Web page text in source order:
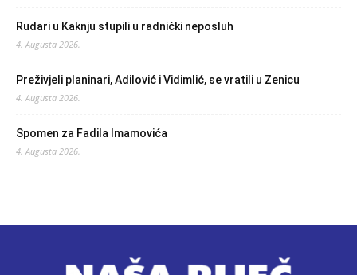
Rudari u Kaknju stupili u radnički neposluh
4. Augusta 2026.
Preživjeli planinari, Adilović i Vidimlić, se vratili u Zenicu
4. Augusta 2026.
Spomen za Fadila Imamovića
4. Augusta 2026.